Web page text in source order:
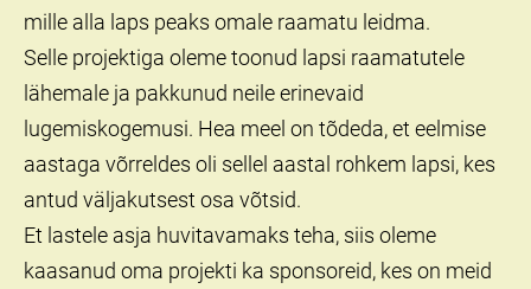
mille alla laps peaks omale raamatu leidma.
Selle projektiga oleme toonud lapsi raamatutele
lähemale ja pakkunud neile erinevaid
lugemiskogemusi. Hea meel on tõdeda, et eelmise
aastaga võrreldes oli sellel aastal rohkem lapsi, kes
antud väljakutsest osa võtsid.
Et lastele asja huvitavamaks teha, siis oleme
kaasanud oma projekti ka sponsoreid, kes on meid